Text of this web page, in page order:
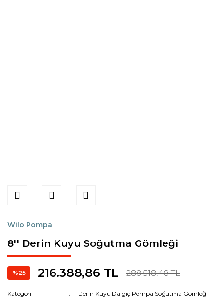
Wilo Pompa
8'' Derin Kuyu Soğutma Gömleği
%25 216.388,86 TL 288.518,48 TL
Kategori
Derin Kuyu Dalgıç Pompa Soğutma Gömleği